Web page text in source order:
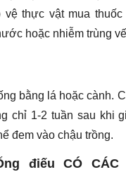
vệ thực vật mua thuốc
hoặc nhiễm trùng
bằng lá hoặc cành.
chỉ 1-2 tuần sau khi
đem vào chậu trồng.
điếu CÓ CÁC